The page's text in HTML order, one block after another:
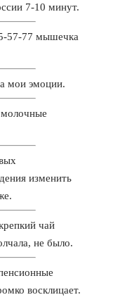
7-10 минут.
57-77 мышечка
мои эмоции.
изменить
чай
не было.
восклицает.